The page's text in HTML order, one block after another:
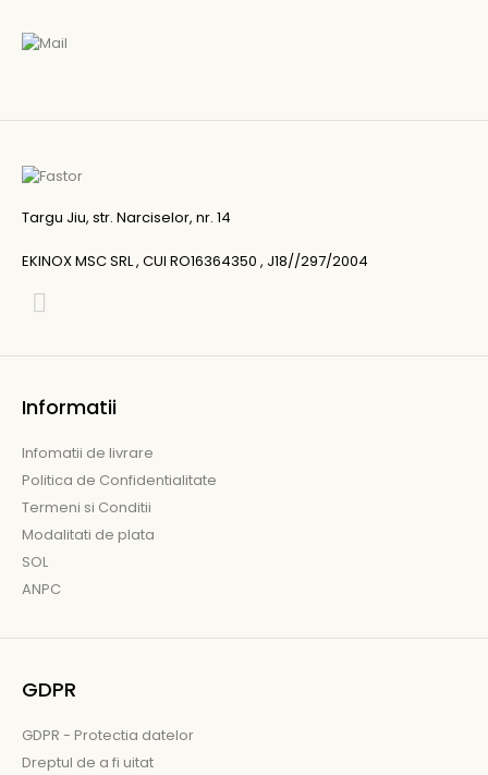
Targu Jiu, str. Narciselor, nr. 14
EKINOX MSC SRL , CUI RO16364350 , J18//297/2004
Informatii
Infomatii de livrare
Politica de Confidentialitate
Termeni si Conditii
Modalitati de plata
SOL
ANPC
GDPR
GDPR - Protectia datelor
Dreptul de a fi uitat